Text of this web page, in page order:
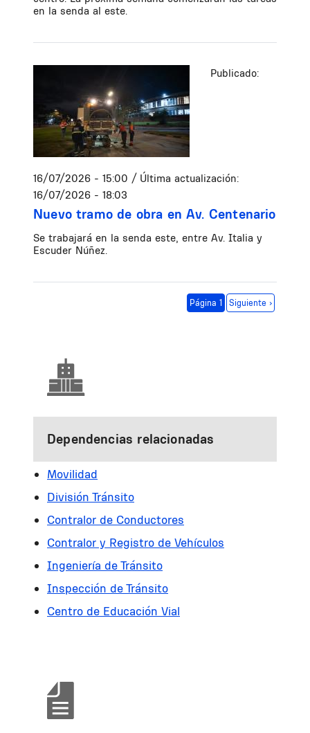
en la senda al este.
Publicado:
16/07/2026 - 15:00 / Última actualización:
16/07/2026 - 18:03
Nuevo tramo de obra en Av. Centenario
Se trabajará en la senda este, entre Av. Italia y
Escuder Núñez.
Página 1 Siguiente página
Siguiente ›
Dependencias relacionadas
Movilidad
División Tránsito
Contralor de Conductores
Contralor y Registro de Vehículos
Ingeniería de Tránsito
Inspección de Tránsito
Centro de Educación Vial